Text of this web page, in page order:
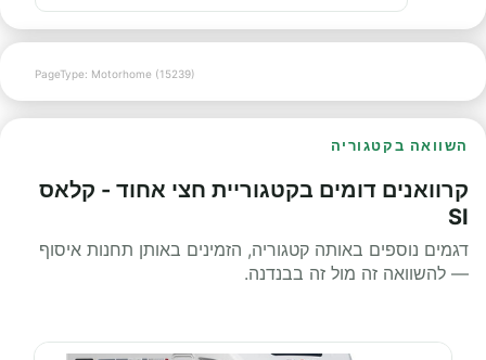
PageType: Motorhome (15239)
השוואה בקטגוריה
קרוואנים דומים בקטגוריית חצי אחוד - קלאס
SI
דגמים נוספים באותה קטגוריה, הזמינים באותן תחנות איסוף
— להשוואה זה מול זה בבנדנה.